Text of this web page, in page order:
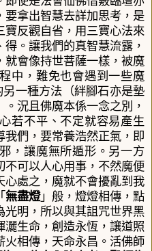
要拿出智慧去詳加思考，是
反觀自省，用三寶心法來
得。 讓我們的真智慧流露，
會像持世菩薩一樣，被魔
中，難免也會遇到一些魔
另一種方法（絆腳石亦是墊
況且佛魔本係一念之別，
若不平、不定就容易產生
們，要常養浩然正氣，即
，讓魔無所遁形。另一方
可以人心用事，不然魔便
心處之，魔就不會擾亂到我
無盡燈」般，燈燈相傳，點
明，所以與其詛咒世界黑
生命，創造永恆，讓道照
相傳，天命永昌。 活佛師